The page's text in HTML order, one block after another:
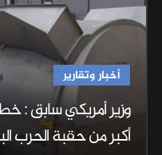
أخبار وتقارير
وزير أمريكي سابق :
أكبر من حقبة الحرب